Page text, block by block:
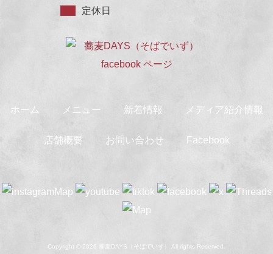
定休日
ホーム メニュー 新着情報 メディア紹介情報
店舗概要 お問い合わせ Facebook
Copyright © 2026 蕎麦DAYS（そばでいず） All rights Reserved.